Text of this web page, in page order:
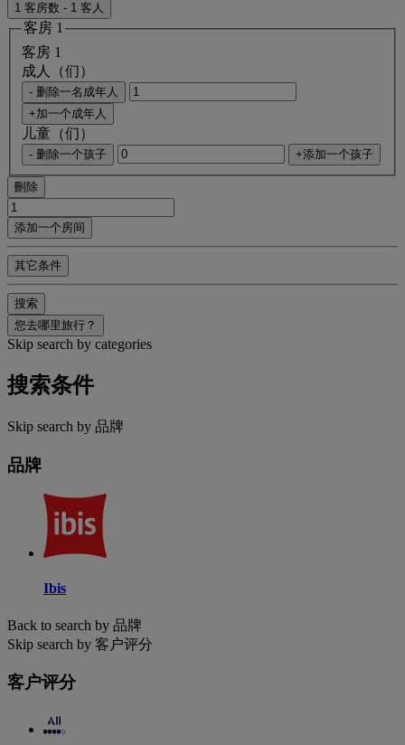
1 客房数 - 1 客人
客房 1
客房 1
成人（们）
- 删除一名成年人
+加一个成年人
儿童（们）
- 删除一个孩子 +添加一个孩子
刪除
添加一个房间
其它条件
搜索
您去哪里旅行？
Skip search by categories
搜索条件
Skip search by 品牌
品牌
Ibis
Back to search by 品牌
Skip search by 客户评分
客户评分